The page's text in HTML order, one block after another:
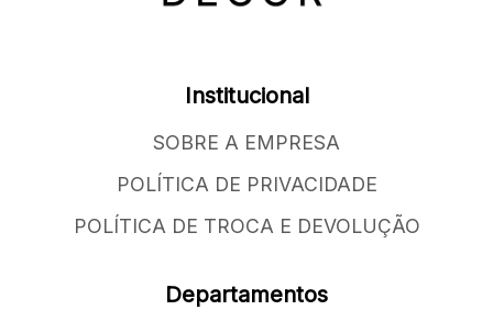
Institucional
SOBRE A EMPRESA
POLÍTICA DE PRIVACIDADE
POLÍTICA DE TROCA E DEVOLUÇÃO
Departamentos